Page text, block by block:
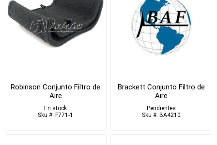
Robinson Conjunto Filtro de
Aire
En stock
Sku #: F771-1
Brackett Conjunto Filtro de
Aire
Pendientes
Sku #: BA4210